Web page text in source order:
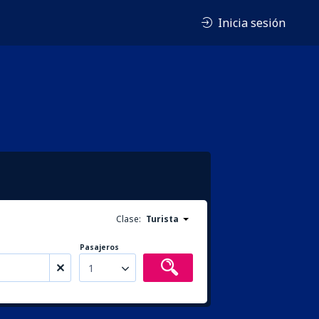
Inicia sesión
Clase: Turista
Pasajeros
1